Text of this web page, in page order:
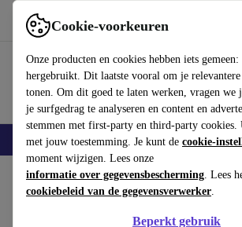
Cookie-voorkeuren
Onze producten en cookies hebben iets
hergebruikt. Dit laatste vooral om je
tonen. Om dit goed te laten werken, vragen we
je surfgedrag te analyseren en content en
stemmen met first-party en third-party cookies.
met jouw toestemming. Je kunt de cookie-
moment wijzigen. Lees onze
informatie over gegevensbescherming. Lees
cookiebeleid van de gegevensverwerker.
Beperkt gebruik
Gebruik refurbed snel en eenvoudig
Smartphones Laptops Tablets Smartwatches
Home Producten Laptops Dell Laptops
Dell Latitude 7490 | i5-8350U |